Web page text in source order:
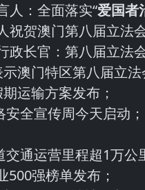
人：全面落实“爱国者
祝贺澳门第八届立法
政长官：第八届立法
澳门特区第八届立法
运输方案发布；
全宣传周今天启动；
交通运营里程超1万公
500强榜单发布；